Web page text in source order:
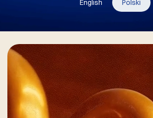
English Polski
Sprawdź aktualne oferty pracy